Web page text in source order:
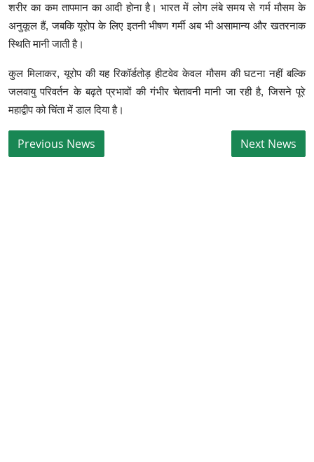
शरीर का कम तापमान का आदी होना है। भारत में लोग लंबे समय से गर्म मौसम के
अनुकूल हैं, जबकि यूरोप के लिए इतनी भीषण गर्मी अब भी असामान्य और खतरनाक
स्थिति मानी जाती है।
कुल मिलाकर, यूरोप की यह रिकॉर्डतोड़ हीटवेव केवल मौसम की घटना नहीं बल्कि
जलवायु परिवर्तन के बढ़ते प्रभावों की गंभीर चेतावनी मानी जा रही है, जिसने पूरे
महाद्वीप को चिंता में डाल दिया है।